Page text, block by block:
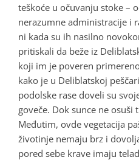
teškoće u očuvanju stoke –
nerazumne administracije i
ni kada su ih nasilno
pritiskali da beže iz
koji im je poveren
kako je u Deliblatskoj
podolske rase doveli su
goveče. Dok sunce ne osuši
Međutim, ovde vegetacija
životinje nemaju brz i
pored sebe krave imaju